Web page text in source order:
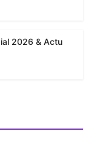
2026 & Actu